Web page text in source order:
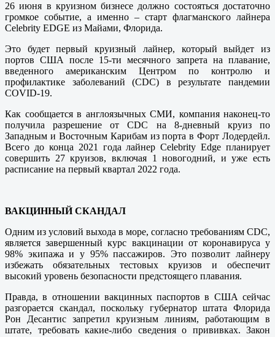
26 июня в круизном бизнесе должно состояться достаточно
громкое событие, а именно – старт флагманского лайнера
Celebrity EDGE из Майами, Флорида.
Это будет первый круизный лайнер, который выйдет из
портов США после 15-ти месячного запрета на плавание,
введенного американским Центром по контролю и
профилактике заболеваний (CDC) в результате пандемии
COVID-19.
Как сообщается в англоязычных СМИ, компания наконец-то
получила разрешение от CDC на 8-дневный круиз по
Западным и Восточным Карибам из порта в Форт Лодердейл.
Всего до конца 2021 года лайнер Celebrity Edge планирует
совершить 27 круизов, включая 1 новогодний, и уже есть
расписание на первый квартал 2022 года.
ВАКЦИННЫЙ СКАНДАЛ
Одним из условий выхода в море, согласно требованиям CDC,
является завершенный курс вакцинации от коронавируса у
98% экипажа и у 95% пассажиров. Это позволит лайнеру
избежать обязательных тестовых круизов и обеспечит
высокий уровень безопасности предстоящего плавания.
Правда, в отношении вакцинных паспортов в США сейчас
разгорается скандал, поскольку губернатор штата Флорида
Рон Десантис запретил круизным линиям, работающим в
штате, требовать какие-либо сведения о прививках. Закон